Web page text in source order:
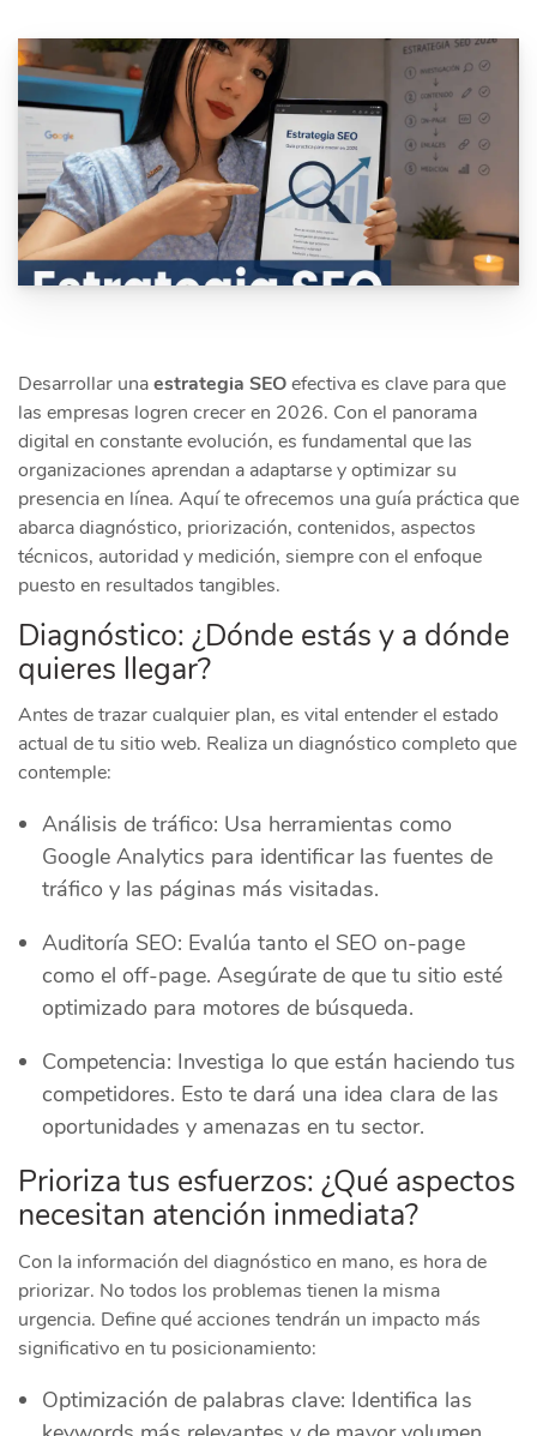
Desarrollar unaestrategia SEOefectiva es clave para que
las empresas logren crecer en 2026. Con el panorama
digital en constante evolución, es fundamental que las
organizaciones aprendan a adaptarse y optimizar su
presencia en línea. Aquí te ofrecemos una guía práctica que
abarca diagnóstico, priorización, contenidos, aspectos
técnicos, autoridad y medición, siempre con el enfoque
puesto en resultados tangibles.
Diagnóstico: ¿Dónde estás y a dónde
quieres llegar?
Antes de trazar cualquier plan, es vital entender el estado
actual de tu sitio web. Realiza un diagnóstico completo que
contemple:
Análisis de tráfico: Usa herramientas como
Google Analytics para identificar las fuentes de
tráfico y las páginas más visitadas.
Auditoría SEO: Evalúa tanto el SEO on-page
como el off-page. Asegúrate de que tu sitio esté
optimizado para motores de búsqueda.
Competencia: Investiga lo que están haciendo tus
competidores. Esto te dará una idea clara de las
oportunidades y amenazas en tu sector.
Prioriza tus esfuerzos: ¿Qué aspectos
necesitan atención inmediata?
Con la información del diagnóstico en mano, es hora de
priorizar. No todos los problemas tienen la misma
urgencia. Define qué acciones tendrán un impacto más
significativo en tu posicionamiento:
Optimización de palabras clave: Identifica las